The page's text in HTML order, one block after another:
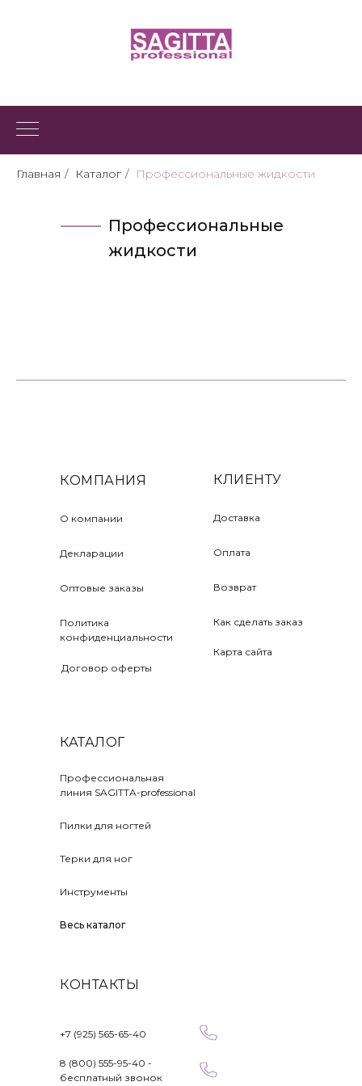
Главная / Каталог / Профессиональные жидкости
Профессиональные
жидкости
КОМПАНИЯ КЛИЕНТУ
КАТАЛОГ
КОНТАКТЫ
О компании
Декларации
Оптовые заказы
Политика
конфиденциальности
Доставка
Оплата
Возврат
Как сделать заказ
Профессиональная
линия SAGITTA-professional
Пилки для ногтей
Терки для ног
Инструменты
Весь каталог
+7 (925) 565-65-40
Договор оферты
8 (800) 555-95-40 -
бесплатный звонок
Карта сайта